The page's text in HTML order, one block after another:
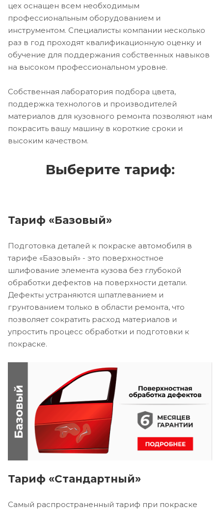
цех оснащен всем необходимым
профессиональным оборудованием и
инструментом. Специалисты компании несколько
раз в год проходят квалификационную оценку и
обучение для поддержания собственных навыков
на высоком профессиональном уровне.
Собственная лаборатория подбора цвета,
поддержка технологов и производителей
материалов для кузовного ремонта позволяют нам
покрасить вашу машину в короткие сроки и
высоким качеством.
Выберите тариф:
Тариф «Базовый»
Подготовка деталей к покраске автомобиля в
тарифе «Базовый» - это поверхностное
шлифование элемента кузова без глубокой
обработки дефектов на поверхности детали.
Дефекты устраняются шпатлеванием и
грунтованием только в области ремонта, что
позволяет сократить расход материалов и
упростить процесс обработки и подготовки к
покраске.
Тариф «Стандартный»
Самый распространенный тариф при покраске